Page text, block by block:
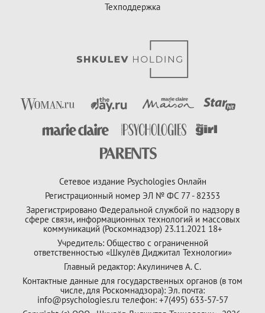
Техподдержка
Сетевое издание Psychologies Онлайн
Регистрационный номер ЭЛ № ФС 77 - 82353
Зарегистрировано Федеральной службой по надзору в
сфере связи, информационных технологий и массовых
коммуникаций (Роскомнадзор) 23.11.2021 18+
Учредитель: Общество с ограниченной
ответственностью «Шкулёв Диджитал Технологии»
Главный редактор: Акулиничев А. С.
Контактные данные для государственных органов (в том
числе, для Роскомнадзора): Эл. почта:
info@psychologies.ru телефон: +7(495) 633-57-57